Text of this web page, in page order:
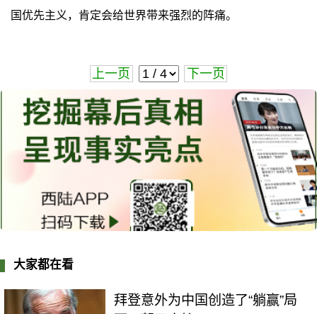
国优先主义，肯定会给世界带来强烈的阵痛。
上一页 下一页
大家都在看
拜登意外为中国创造了“躺赢”局